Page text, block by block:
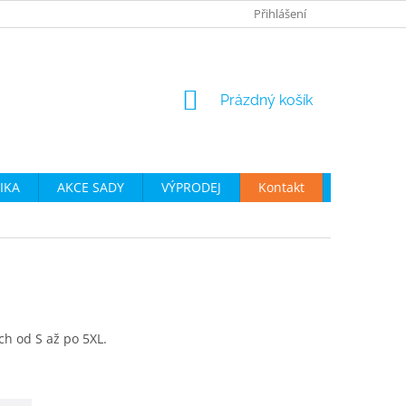
OBCHODNÍ PODMÍNKY
Přihlášení
NÁKUPNÍ
Prázdný košík
AKCE SADY VÝPRODEJ Kontakt
od S až po 5XL.